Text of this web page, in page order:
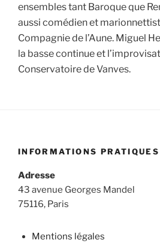
ensembles tant Baroque que
aussi comédien et
Compagnie de l’Aune. Miguel
la basse continue et
Conservatoire de Vanves.
INFORMATIONS PRATIQUES
Adresse
43 avenue Georges Mandel
75116, Paris
Mentions légales